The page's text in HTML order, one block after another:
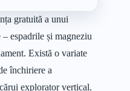
spațiu sigur și
Noraeste alegerea